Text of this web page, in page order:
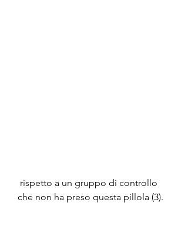
che non ha preso questa pillola (3).